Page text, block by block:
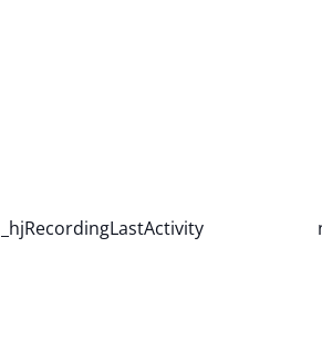
_hjRecordingLastActivity